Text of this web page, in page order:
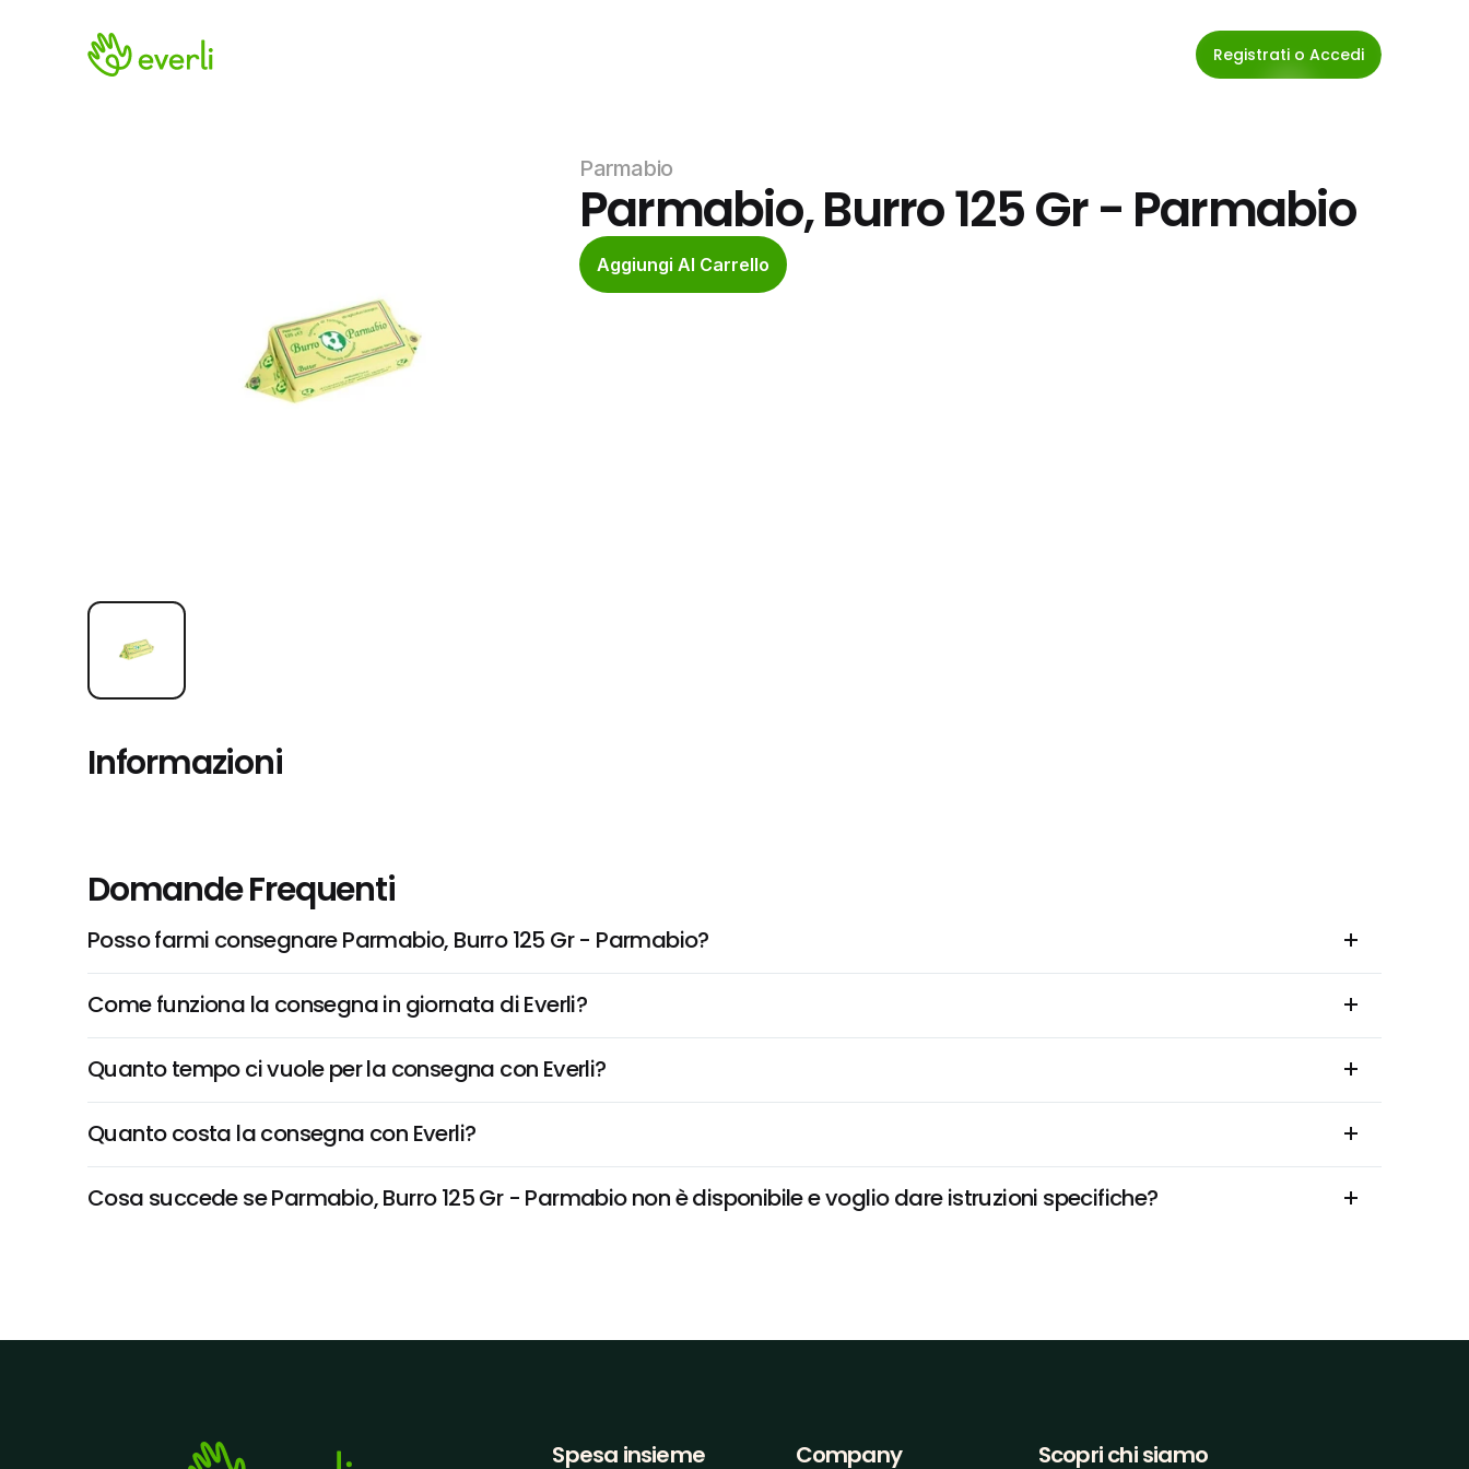
Registrati o Accedi
Parmabio
Parmabio, Burro 125 Gr - Parmabio
Aggiungi Al Carrello
Informazioni
Domande Frequenti
Posso farmi consegnare Parmabio, Burro 125 Gr - Parmabio?
Come funziona la consegna in giornata di Everli?
Quanto tempo ci vuole per la consegna con Everli?
Quanto costa la consegna con Everli?
Cosa succede se Parmabio, Burro 125 Gr - Parmabio non è disponibile e voglio dare istruzioni specifiche?
Spesa insieme Company Scopri chi siamo